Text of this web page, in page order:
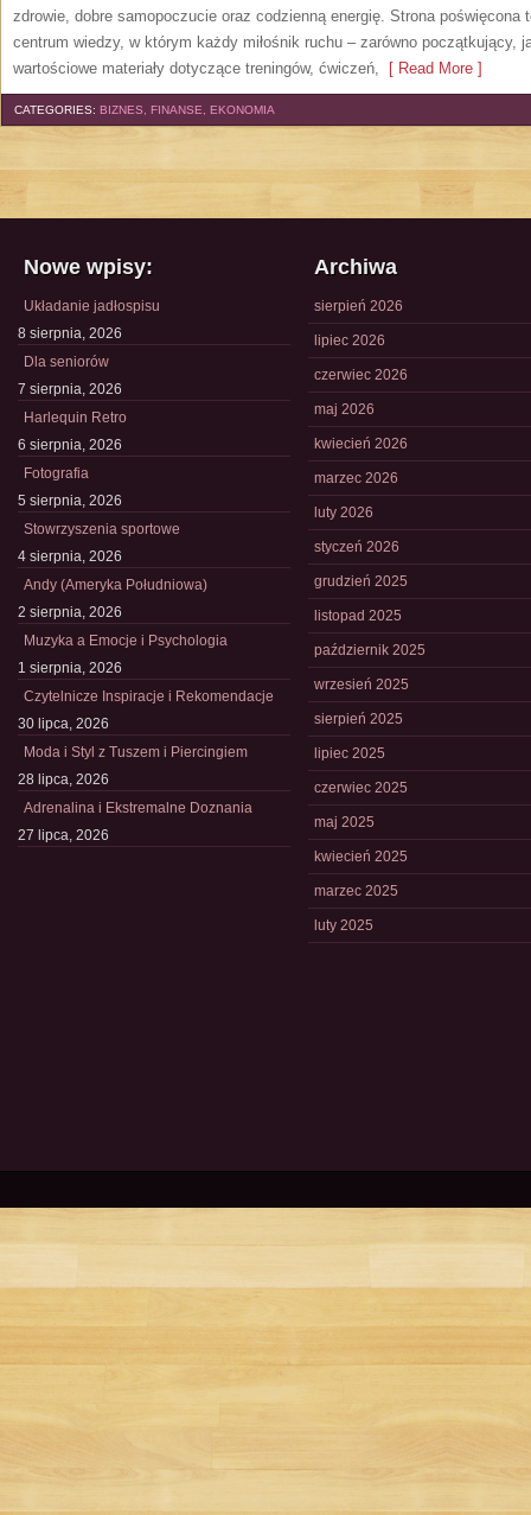
zdrowie, dobre samopoczucie oraz codzienną energię. Strona poświęcona
centrum wiedzy, w którym każdy miłośnik ruchu – zarówno początkujący,
wartościowe materiały dotyczące treningów, ćwiczeń, [ Read More ]
CATEGORIES: BIZNES, FINANSE, EKONOMIA
Nowe wpisy:
Układanie jadłospisu
8 sierpnia, 2026
Dla seniorów
7 sierpnia, 2026
Harlequin Retro
6 sierpnia, 2026
Fotografia
5 sierpnia, 2026
Stowrzyszenia sportowe
4 sierpnia, 2026
Andy (Ameryka Południowa)
2 sierpnia, 2026
Muzyka a Emocje i Psychologia
1 sierpnia, 2026
Czytelnicze Inspiracje i Rekomendacje
30 lipca, 2026
Moda i Styl z Tuszem i Piercingiem
28 lipca, 2026
Adrenalina i Ekstremalne Doznania
27 lipca, 2026
Archiwa
sierpień 2026
lipiec 2026
czerwiec 2026
maj 2026
kwiecień 2026
marzec 2026
luty 2026
styczeń 2026
grudzień 2025
listopad 2025
październik 2025
wrzesień 2025
sierpień 2025
lipiec 2025
czerwiec 2025
maj 2025
kwiecień 2025
marzec 2025
luty 2025